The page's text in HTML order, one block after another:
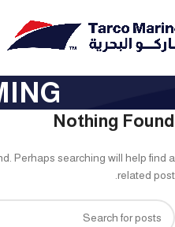
Nothing Found
Perhaps searching will help find a
related post.